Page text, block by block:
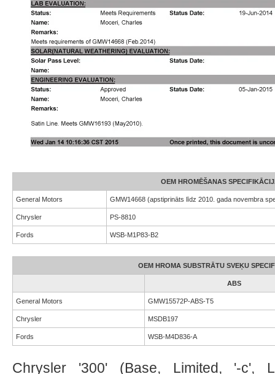
OEM HROMĒŠANAS
General Motors GMW14668 (apstiprināts līdz 2010. gada novembra
Chrysler PS-8810
Fords WSB-M1P83-B2
OEM HROMA SUBSTRĀTU SVEĶU
ABS
General Motors GMW15572P-ABS-T5
Chrysler MSDB197
Fords WSB-M4D836-A
Chrysler '300' (Base, Limited, '-c',